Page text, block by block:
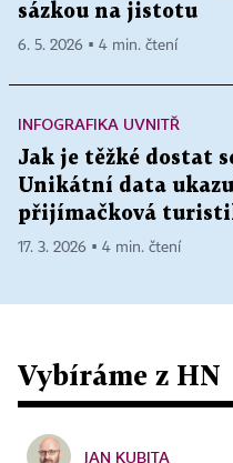
sázkou na jistotu
6. 5. 2026 ▪ 4 min. čtení
INFOGRAFIKA UVNITŘ
Jak je těžké dostat
Unikátní data
přijímačková
17. 3. 2026 ▪ 4 min. čtení
Vybíráme z HN
JAN KUBITA